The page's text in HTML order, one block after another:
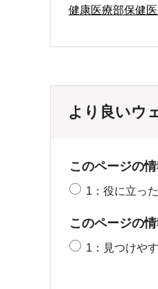
健康医療部保健
より良いウ
このページの
1：役に立った
このページの
1：見つけや